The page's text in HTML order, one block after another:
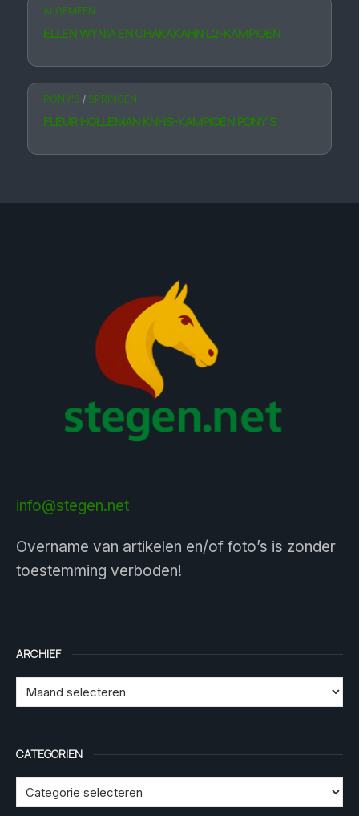
ALGEMEEN
ELLEN WYNIA EN CHAKAKAHN L2-KAMPIOEN
PONY'S / SPRINGEN
FLEUR HOLLEMAN KNHS-KAMPIOEN PONY’S
info@stegen.net
Overname van artikelen en/of foto’s is zonder
toestemming verboden!
ARCHIEF
CATEGORIEN